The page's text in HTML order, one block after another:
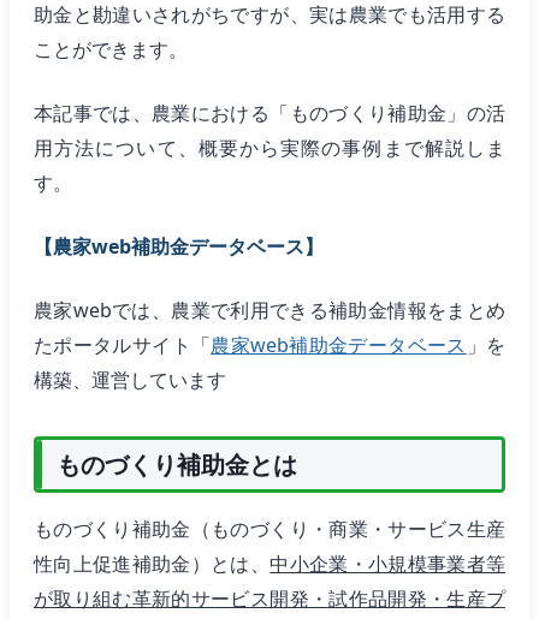
助金と勘違いされがちですが、実は農業でも活用する
ことができます。
本記事では、農業における「ものづくり補助金」の活
用方法について、概要から実際の事例まで解説しま
す。
【農家web補助金データベース】
農家webでは、農業で利用できる補助金情報をまとめ
たポータルサイト「農家web補助金データベース 」を
構築、運営しています
ものづくり補助金とは
ものづくり補助金（ものづくり・商業・サービス生産
性向上促進補助金）とは、 中小企業・小規模事業者等
が取り組む革新的サービス開発・試作品開発・生産プ